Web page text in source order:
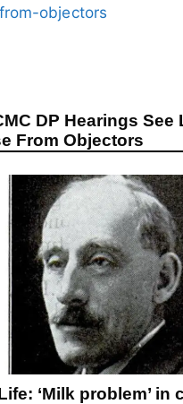
DP Hearings See
From Objectors
‘Milk problem’ in